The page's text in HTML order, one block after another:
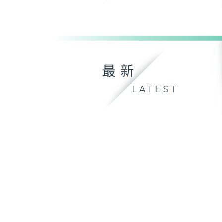
最新
LATEST